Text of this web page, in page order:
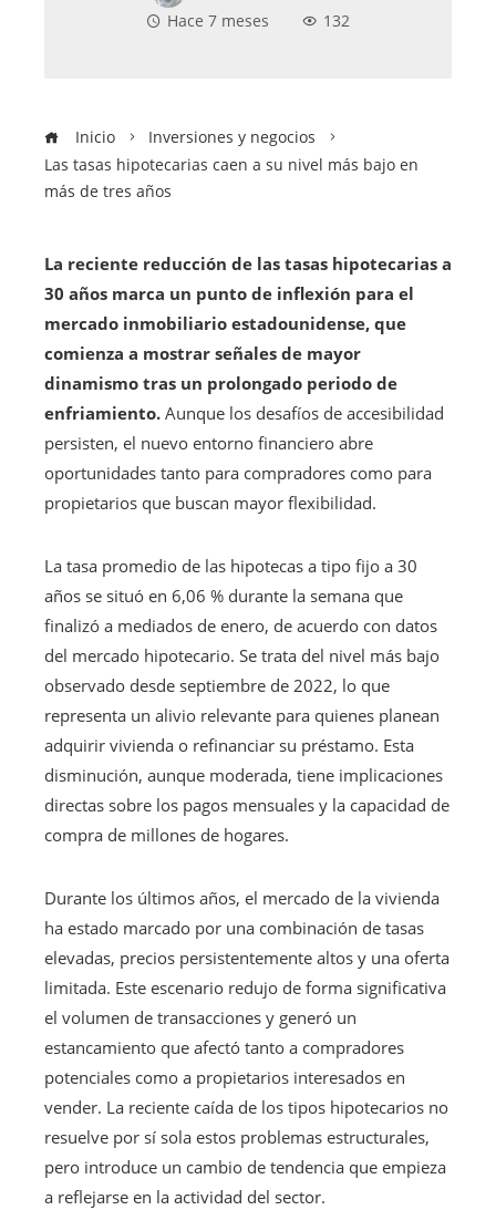
Hace 7 meses
132
Inicio
Inversiones y negocios
Las tasas hipotecarias caen a su nivel más bajo en
más de tres años
La reciente reducción de las tasas hipotecarias a
30 años marca un punto de inflexión para el
mercado inmobiliario estadounidense, que
comienza a mostrar señales de mayor
dinamismo tras un prolongado periodo de
enfriamiento. Aunque los desafíos de accesibilidad
persisten, el nuevo entorno financiero abre
oportunidades tanto para compradores como para
propietarios que buscan mayor flexibilidad.
La tasa promedio de las hipotecas a tipo fijo a 30
años se situó en 6,06 % durante la semana que
finalizó a mediados de enero, de acuerdo con datos
del mercado hipotecario. Se trata del nivel más bajo
observado desde septiembre de 2022, lo que
representa un alivio relevante para quienes planean
adquirir vivienda o refinanciar su préstamo. Esta
disminución, aunque moderada, tiene implicaciones
directas sobre los pagos mensuales y la capacidad de
compra de millones de hogares.
Durante los últimos años, el mercado de la vivienda
ha estado marcado por una combinación de tasas
elevadas, precios persistentemente altos y una oferta
limitada. Este escenario redujo de forma significativa
el volumen de transacciones y generó un
estancamiento que afectó tanto a compradores
potenciales como a propietarios interesados en
vender. La reciente caída de los tipos hipotecarios no
resuelve por sí sola estos problemas estructurales,
pero introduce un cambio de tendencia que empieza
a reflejarse en la actividad del sector.